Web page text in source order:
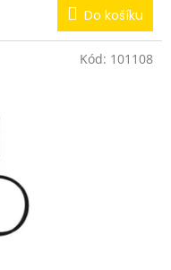
Do košíku
Kód: 101108